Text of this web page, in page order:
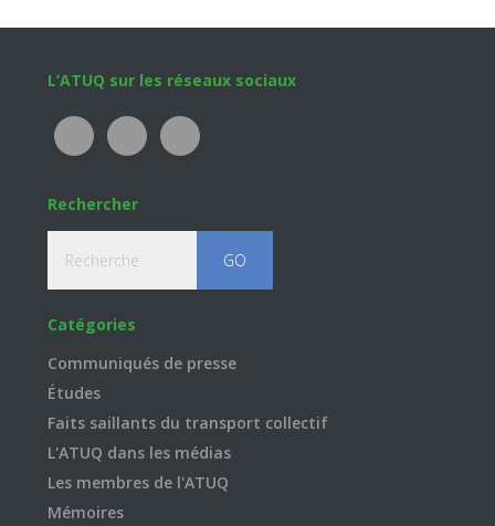
Footer
L’ATUQ sur les réseaux sociaux
Rechercher
Catégories
Communiqués de presse
Études
Faits saillants du transport collectif
L'ATUQ dans les médias
Les membres de l'ATUQ
Mémoires